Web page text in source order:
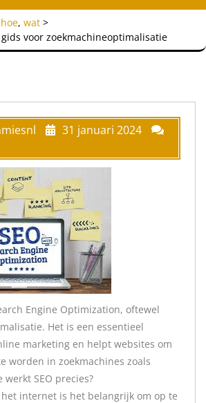
hoe, wat >
gids voor zoekmachineoptimalisatie
31 januari 2024
Engine Optimization, oftewel
Het is een essentieel
marketing en helpt websites om
worden in zoekmachines zoals
werkt SEO precies?
internet is het belangrijk om op te